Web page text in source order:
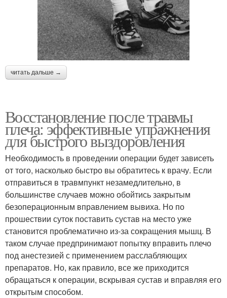
читать дальше →
Восстановление после травмы
плеча: эффективные упражнения
для быстрого выздоровления
Необходимость в проведении операции будет зависеть
от того, насколько быстро вы обратитесь к врачу. Если
отправиться в травмпункт незамедлительно, в
большинстве случаев можно обойтись закрытым
безоперационным вправлением вывиха. Но по
прошествии суток поставить сустав на место уже
становится проблематично из-за сокращения мышц. В
таком случае предпринимают попытку вправить плечо
под анестезией с применением расслабляющих
препаратов. Но, как правило, все же приходится
обращаться к операции, вскрывая сустав и вправляя его
открытым способом.